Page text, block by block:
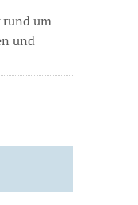
rund um
und